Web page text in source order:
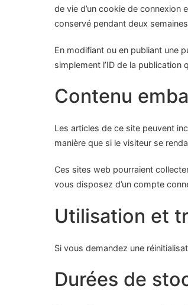
de vie d’un cookie de connexion
conservé pendant deux
En modifiant ou en publiant une
simplement l’ID de la publication
Contenu
Les articles de ce site peuvent
manière que si le visiteur se
Ces sites web pourraient
vous disposez d’un compte
Utilisation et
Si vous demandez une
Durées de